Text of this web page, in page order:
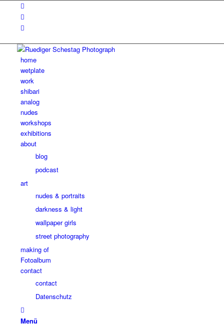
home
wetplate
work
shibari
analog
nudes
workshops
exhibitions
about
blog
podcast
art
nudes & portraits
darkness & light
wallpaper girls
street photography
making of
Fotoalbum
contact
contact
Datenschutz
Menü